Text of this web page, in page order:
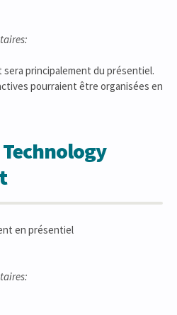
principalement du présentiel.
pourraient être organisées en
en présentiel